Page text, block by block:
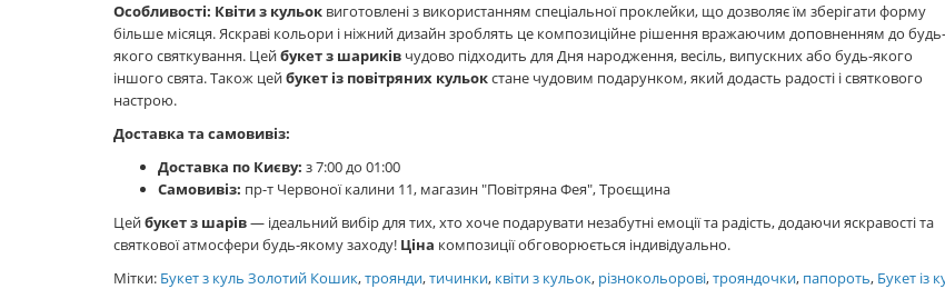
Особливості: Квіти з кульок виготовлені з використанням спеціальної проклейки, що дозволяє їм зберігати форму
більше місяця. Яскраві кольори і ніжний дизайн зроблять це композиційне рішення вражаючим доповненням до будь-
якого святкування. Цейбукет з шариків чудово підходить для Дня народження, весіль, випускних або будь-якого
іншого свята. Також цейбукет із повітряних кульокстане чудовим подарунком, який додасть радості і святкового
настрою.
Доставка та самовивіз:
Доставка по Києву: з 7:00 до 01:00
Самовивіз: пр-т Червоної калини 11, магазин "Повітряна Фея", Троєщина
Цейбукет з шарів— ідеальний вибір для тих, хто хоче подарувати незабутні емоції та радість, додаючи яскравості та
святкової атмосфери будь-якому заходу! Ціна композиції обговорюється індивідуально.
Мітки: Букет з куль Золотий Кошик,троянди,тичинки, квіти з кульок, різнокольорові,трояндочки, папороть, Букет із